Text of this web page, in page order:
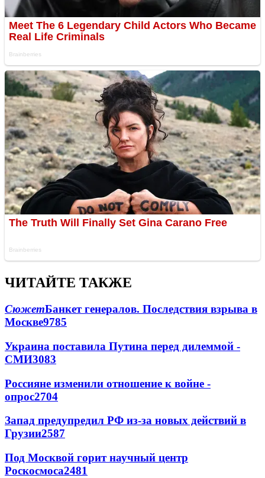
ЧИТАЙТЕ ТАКЖЕ
СюжетБанкет генералов. Последствия взрыва в
Москве9785
Украина поставила Путина перед дилеммой -
СМИ3083
Россияне изменили отношение к войне -
опрос2704
Запад предупредил РФ из-за новых действий в
Грузии2587
Под Москвой горит научный центр
Роскосмоса2481